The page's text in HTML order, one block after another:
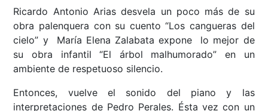
Ricardo Antonio Arias desvela un poco más de su
obra palenquera con su cuento “Los cangueras del
cielo” y María Elena Zalabata expone lo mejor de
su obra infantil “El árbol malhumorado” en un
ambiente de respetuoso silencio.
Entonces, vuelve el sonido del piano y las
interpretaciones de Pedro Perales. Ésta vez con un